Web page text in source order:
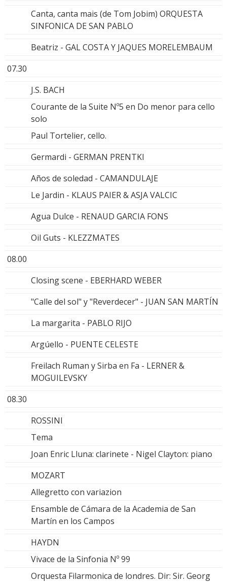
Canta, canta mais (de Tom Jobim) ORQUESTA
SINFONICA DE SAN PABLO
Beatriz - GAL COSTA Y JAQUES MORELEMBAUM
07.30
J.S. BACH
Courante de la Suite Nº5 en Do menor para cello
solo
Paul Tortelier, cello.
Germardi - GERMAN PRENTKI
Años de soledad - CAMANDULAJE
Le Jardin - KLAUS PAIER & ASJA VALCIC
Agua Dulce - RENAUD GARCIA FONS
Oil Guts - KLEZZMATES
08.00
Closing scene - EBERHARD WEBER
"Calle del sol" y "Reverdecer" - JUAN SAN MARTÍN
La margarita - PABLO RIJO
Argúello - PUENTE CELESTE
Freilach Ruman y Sirba en Fa - LERNER &
MOGUILEVSKY
08.30
ROSSINI
Tema
Joan Enric Lluna: clarinete - Nigel Clayton: piano
MOZART
Allegretto con variazion
Ensamble de Cámara de la Academia de San
Martín en los Campos
HAYDN
Vivace de la Sinfonia Nº 99
Orquesta Filarmonica de londres. Dir: Sir. Georg